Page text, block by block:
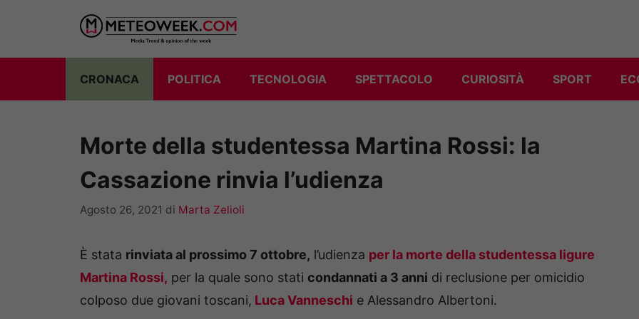
contenuto
CRONACA POLITICA TECNOLOGIA SPETTACOLO CURIOSITÀ SPORT
Morte della studentessa Martina Rossi: la
Cassazione rinvia l’udienza
Agosto 26, 2021 di Marta Zelioli
È stata rinviata al prossimo 7 ottobre, l’udienza per la morte della studentessa ligure
Martina Rossi, per la quale sono stati condannati a 3 anni di reclusione per omicidio
colposo due giovani toscani, Luca Vanneschi e Alessandro Albertoni.